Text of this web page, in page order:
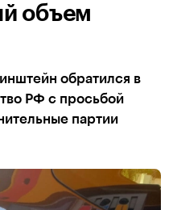
объем
обратился в
РФ с просьбой
партии